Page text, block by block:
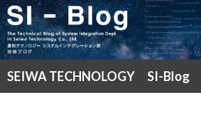
SEIWA TECHNOLOGY SI-Blog
索